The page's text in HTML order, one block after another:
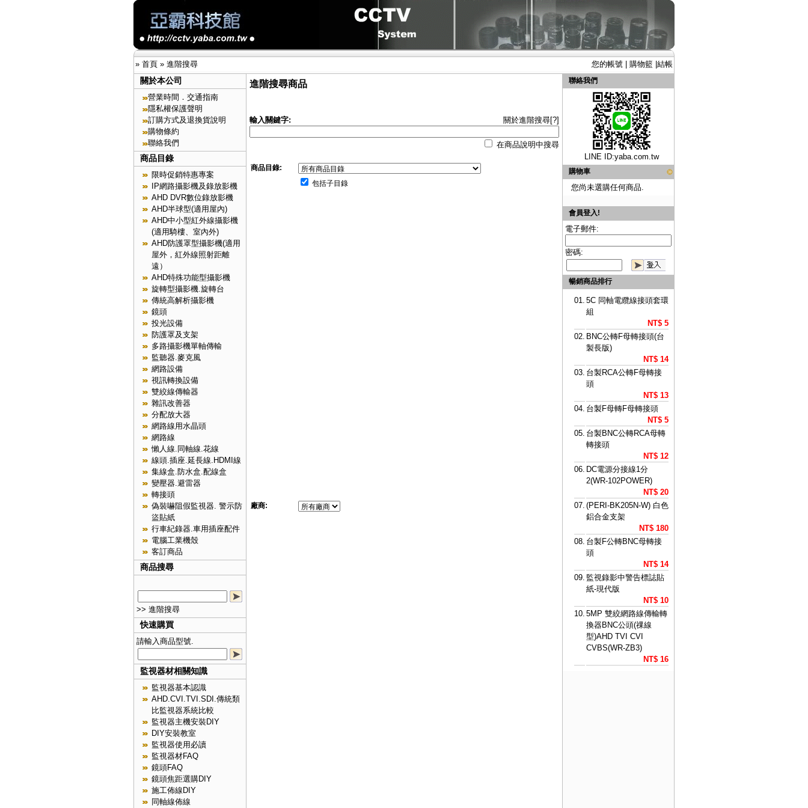
» 首頁 » 進階搜尋 您的帳號 購物籃 結帳
關於本公司
營業時間．交通指南
隱私權保護聲明
訂購方式及退換貨說明
購物條約
聯絡我們
商品目錄
限時促銷特惠專案
IP網路攝影機及錄放影機
AHD DVR數位錄放影機
AHD半球型(適用屋內)
AHD中小型紅外線攝影機
(適用騎樓、室內外)
AHD防護罩型攝影機(適用
屋外，紅外線照射距離
遠）
AHD特殊功能型攝影機
旋轉型攝影機.旋轉台
傳統高解析攝影機
鏡頭
投光設備
防護罩及支架
多路攝影機單軸傳輸
監聽器.麥克風
網路設備
視訊轉換設備
雙絞線傳輸器
雜訊改善器
分配放大器
網路線用水晶頭
網路線
懶人線.同軸線.花線
線頭.插座.延長線.HDMI線
集線盒.防水盒.配線盒
變壓器.避雷器
轉接頭
偽裝嚇阻假監視器. 警示防
盜貼紙
行車紀錄器.車用插座配件
電腦工業機殼
客訂商品
商品搜尋
>> 進階搜尋
快速購買
請輸入商品型號.
監視器材相關知識
監視器基本認識
AHD.CVI.TVI.SDI.傳統類
比監視器系統比較
監視器主機安裝DIY
DIY安裝教室
監視器使用必讀
監視器材FAQ
鏡頭FAQ
鏡頭焦距選購DIY
施工佈線DIY
同軸線佈線
進階搜尋商品
輸入關鍵字: 關於進階搜尋[?]
在商品說明中搜尋
商品目錄:
包括子目錄
廠商:
聯絡我們
LINE ID:yaba.com.tw
購物車
您尚未選購任何商品.
會員登入!
電子郵件:
密碼:
暢銷商品排行
01. 5C 同軸電纜線接頭套環
組
NT$ 5
02. BNC公轉F母轉接頭(台
製長版)
NT$ 14
03. 台製RCA公轉F母轉接
頭
NT$ 13
04. 台製F母轉F母轉接頭
NT$ 5
05. 台製BNC公轉RCA母轉
轉接頭
NT$ 12
06. DC電源分接線1分
2(WR-102POWER)
NT$ 20
07. (PERI-BK205N-W) 白色
鋁合金支架
NT$ 180
08. 台製F公轉BNC母轉接
頭
NT$ 14
09. 監視錄影中警告標誌貼
紙-現代版
NT$ 10
10. 5MP 雙絞網路線傳輸轉
換器BNC公頭(祼線
型)AHD TVI CVI
CVBS(WR-ZB3)
NT$ 16